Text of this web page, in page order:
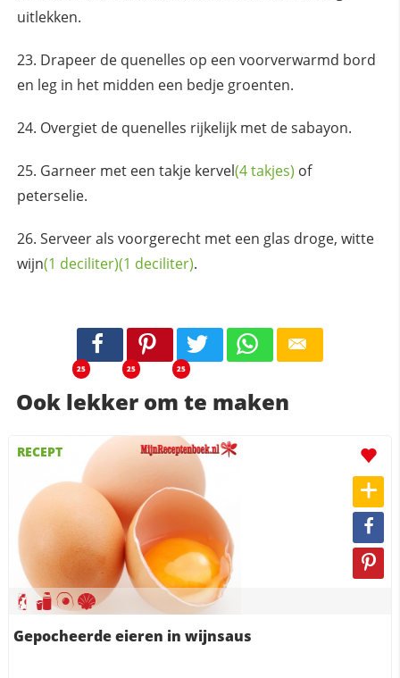
uitlekken.
Drapeer de quenelles op een voorverwarmd bord
en leg in het midden een bedje groenten.
Overgiet de quenelles rijkelijk met de sabayon.
Garneer met een takje kervel(4 takjes) of
peterselie.
Serveer als voorgerecht met een glas droge, witte
wijn(1 deciliter)(1 deciliter).
25 25 25
Ook lekker om te maken
RECEPT
Gepocheerde eieren in wijnsaus